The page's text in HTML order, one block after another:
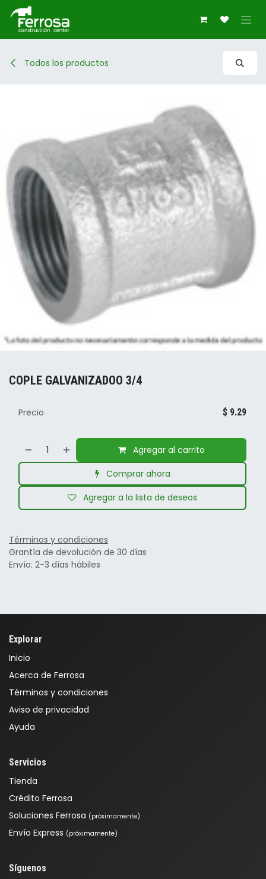
Ir al contenido
Todos los productos
COPLE GALVANIZADOO 3/4
Agregar al carrito
Comprar ahora
Agregar a la lista de deseos
Precio $ 9.29
Términos y condiciones
Grantía de devolución de 30 días
Envío: 2-3 días hábiles
Explorar
Inicio
Acerca de Ferrosa
Términos y condiciones
Aviso de privacidad
Ayuda
Servicios
Tienda
Crédito Ferrosa
Soluciones Ferrosa (próximamente)
Envío Express (próximamente)
Síguenos